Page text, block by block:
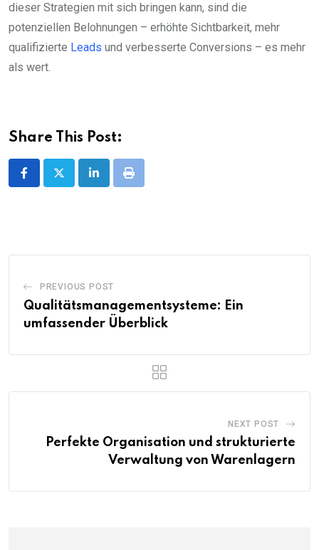
dieser Strategien mit sich bringen kann, sind die
potenziellen Belohnungen – erhöhte Sichtbarkeit, mehr
qualifizierte Leads und verbesserte Conversions – es mehr
als wert.
Share This Post:
LinkedInPrint
PREVIOUS POST
Qualitätsmanagementsysteme: Ein
umfassender Überblick
NEXT POST
Perfekte Organisation und strukturierte
Verwaltung von Warenlagern